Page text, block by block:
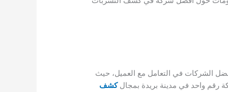
الشركات في التعامل مع العميل، حيث
رقم واحد في مدينة بريدة بمجالكشف